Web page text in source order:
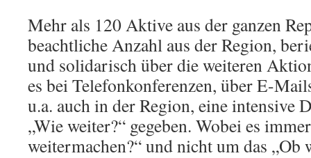
Mehr als 120 Aktive aus der ganzen
beachtliche Anzahl aus der Region,
und solidarisch über die weiteren
es bei Telefonkonferenzen, über E-
u.a. auch in der Region, eine intensive
„Wie weiter?“ gegeben. Wobei es
weitermachen?“ und nicht um das „Ob